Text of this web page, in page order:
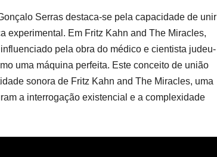
Serras destaca-se pela capacidade de unir
experimental. Em Fritz Kahn and The Miracles,
pela obra do médico e cientista judeu-
uma máquina perfeita. Este conceito de união
sonora de Fritz Kahn and The Miracles, uma
a interrogação existencial e a complexidade